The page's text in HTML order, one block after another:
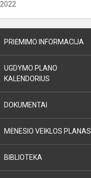
2022
PRIĖMIMO INFORMACIJA
UGDYMO PLANO
KALENDORIUS
DOKUMENTAI
MĖNESIO VEIKLOS PLANAS
BIBLIOTEKA